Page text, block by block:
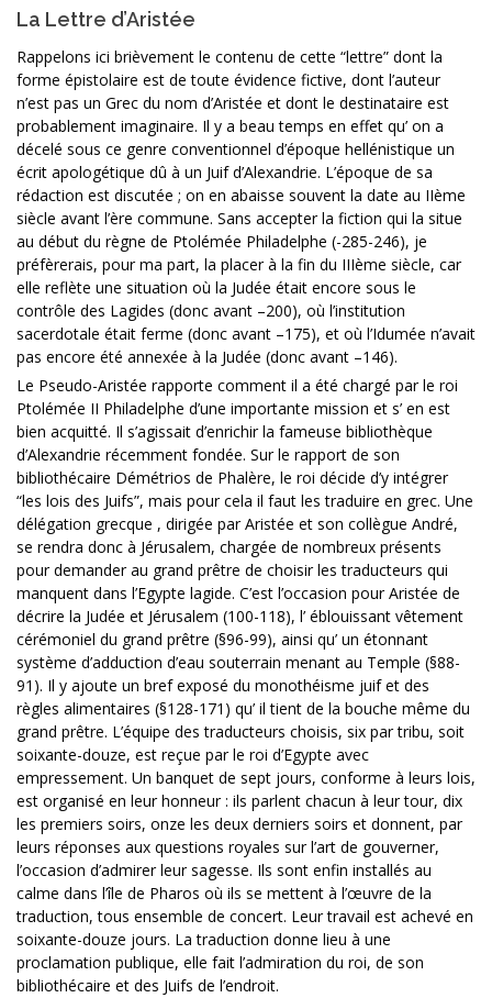
La Lettre d’Aristée
Rappelons ici brièvement le contenu de cette “lettre” dont la
forme épistolaire est de toute évidence fictive, dont l’auteur
n’est pas un Grec du nom d’Aristée et dont le destinataire est
probablement imaginaire. Il y a beau temps en effet qu’ on a
décelé sous ce genre conventionnel d’époque hellénistique un
écrit apologétique dû à un Juif d’Alexandrie. L’époque de sa
rédaction est discutée ; on en abaisse souvent la date au IIème
siècle avant l’ère commune. Sans accepter la fiction qui la situe
au début du règne de Ptolémée Philadelphe (-285-246), je
préfèrerais, pour ma part, la placer à la fin du IIIème siècle, car
elle reflète une situation où la Judée était encore sous le
contrôle des Lagides (donc avant –200), où l’institution
sacerdotale était ferme (donc avant –175), et où l’Idumée n’avait
pas encore été annexée à la Judée (donc avant –146).
Le Pseudo-Aristée rapporte comment il a été chargé par le roi
Ptolémée II Philadelphe d’une importante mission et s’ en est
bien acquitté. Il s’agissait d’enrichir la fameuse bibliothèque
d’Alexandrie récemment fondée. Sur le rapport de son
bibliothécaire Démétrios de Phalère, le roi décide d’y intégrer
“les lois des Juifs”, mais pour cela il faut les traduire en grec. Une
délégation grecque , dirigée par Aristée et son collègue André,
se rendra donc à Jérusalem, chargée de nombreux présents
pour demander au grand prêtre de choisir les traducteurs qui
manquent dans l’Egypte lagide. C’est l’occasion pour Aristée de
décrire la Judée et Jérusalem (100-118), l’ éblouissant vêtement
cérémoniel du grand prêtre (§96-99), ainsi qu’ un étonnant
système d’adduction d’eau souterrain menant au Temple (§88-
91). Il y ajoute un bref exposé du monothéisme juif et des
règles alimentaires (§128-171) qu’ il tient de la bouche même du
grand prêtre. L’équipe des traducteurs choisis, six par tribu, soit
soixante-douze, est reçue par le roi d’Egypte avec
empressement. Un banquet de sept jours, conforme à leurs lois,
est organisé en leur honneur : ils parlent chacun à leur tour, dix
les premiers soirs, onze les deux derniers soirs et donnent, par
leurs réponses aux questions royales sur l’art de gouverner,
l’occasion d’admirer leur sagesse. Ils sont enfin installés au
calme dans l’île de Pharos où ils se mettent à l’œuvre de la
traduction, tous ensemble de concert. Leur travail est achevé en
soixante-douze jours. La traduction donne lieu à une
proclamation publique, elle fait l’admiration du roi, de son
bibliothécaire et des Juifs de l’endroit.